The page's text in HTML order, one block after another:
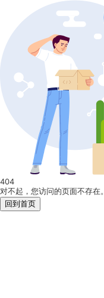
404
对不起，您访问的页面不存在。
回到首页